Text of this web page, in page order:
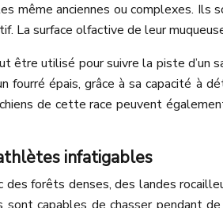
même anciennes ou complexes.
La surface olfactive de leur
être utilisé pour suivre la piste
fourré épais, grâce à sa capacité à
chiens de cette race peuvent
infatigables
des forêts denses, des landes